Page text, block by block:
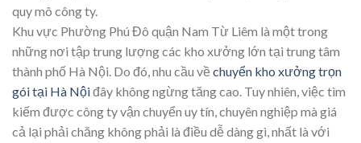
quy mô công ty.
Khu vực Phường Phú Đô quận Nam Từ Liêm là một trong
những nơi tập trung lượng các kho xưởng lớn tại trung tâm
thành phố Hà Nội. Do đó, nhu cầu về chuyển kho xưởng trọn
gói tại Hà Nộiđây không ngừng tăng cao. Tuy nhiên, việc tìm
kiếm được công ty vận chuyển uy tín, chuyên nghiệp mà giá
cả lại phải chăng không phải là điều dễ dàng gì, nhất là với